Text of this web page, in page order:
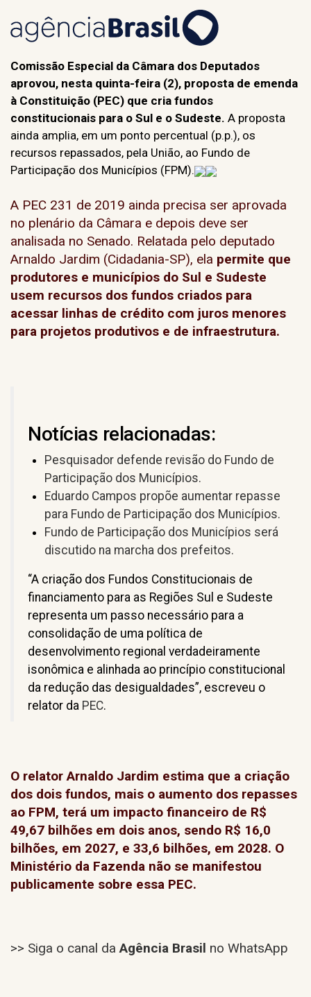
Comissão Especial da Câmara dos Deputados
aprovou, nesta quinta-feira (2), proposta de emenda
à Constituição (PEC) que cria fundos
constitucionais para o Sul e o Sudeste. A proposta
ainda amplia, em um ponto percentual (p.p.), os
recursos repassados, pela União, ao Fundo de
Participação dos Municípios (FPM).
A PEC 231 de 2019 ainda precisa ser aprovada
no plenário da Câmara e depois deve ser
analisada no Senado. Relatada pelo deputado
Arnaldo Jardim (Cidadania-SP), ela permite que
produtores e municípios do Sul e Sudeste
usem recursos dos fundos criados para
acessar linhas de crédito com juros menores
para projetos produtivos e de infraestrutura.
Notícias relacionadas:
Pesquisador defende revisão do Fundo de
Participação dos Municípios.
Eduardo Campos propõe aumentar repasse
para Fundo de Participação dos Municípios.
Fundo de Participação dos Municípios será
discutido na marcha dos prefeitos.
“A criação dos Fundos Constitucionais de
financiamento para as Regiões Sul e Sudeste
representa um passo necessário para a
consolidação de uma política de
desenvolvimento regional verdadeiramente
isonômica e alinhada ao princípio constitucional
da redução das desigualdades”, escreveu o
relator da PEC.
O relator Arnaldo Jardim estima que a criação
dos dois fundos, mais o aumento dos repasses
ao FPM, terá um impacto financeiro de R$
49,67 bilhões em dois anos, sendo R$ 16,0
bilhões, em 2027, e 33,6 bilhões, em 2028. O
Ministério da Fazenda não se manifestou
publicamente sobre essa PEC.
>> Siga o canal daAgência Brasil no WhatsApp